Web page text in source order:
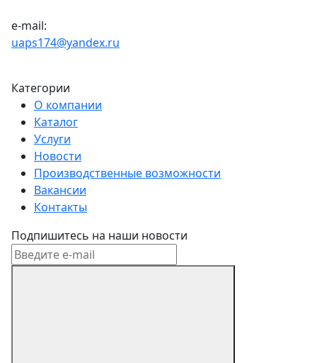
e-mail:
uaps174@yandex.ru
Категории
О компании
Каталог
Услуги
Новости
Производственные возможности
Вакансии
Контакты
Подпишитесь на наши новости